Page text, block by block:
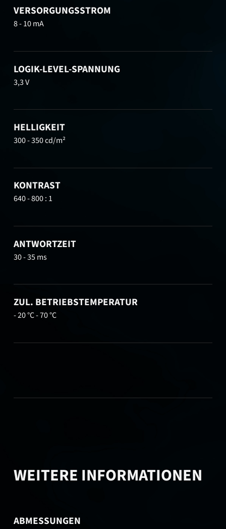
VERSORGUNGSSTROM
8 - 10 mA
LOGIK-LEVEL-SPANNUNG
3,3 V
HELLIGKEIT
300 - 350 cd/m²
KONTRAST
640 - 800 : 1
ANTWORTZEIT
30 - 35 ms
ZUL. BETRIEBSTEMPERATUR
- 20 °C - 70 °C
WEITERE INFORMATIONEN
ABMESSUNGEN